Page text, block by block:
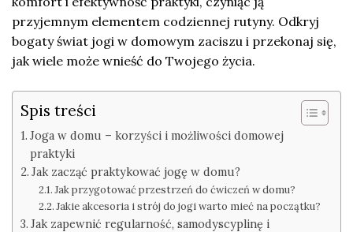
przyjemnym elementem codziennej rutyny. Odkryj
bogaty świat jogi w domowym zaciszu i przekonaj się,
jak wiele może wnieść do Twojego życia.
Spis treści
Joga w domu – korzyści i możliwości domowej
praktyki
Jak zacząć praktykować jogę w domu?
Jak przygotować przestrzeń do ćwiczeń w domu?
Jakie akcesoria i strój do jogi warto mieć na początku?
Jak zapewnić regularność, samodyscyplinę i